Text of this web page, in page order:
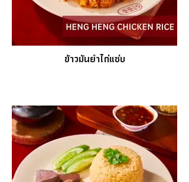
ข้าวมันยำไก่แซ่บ